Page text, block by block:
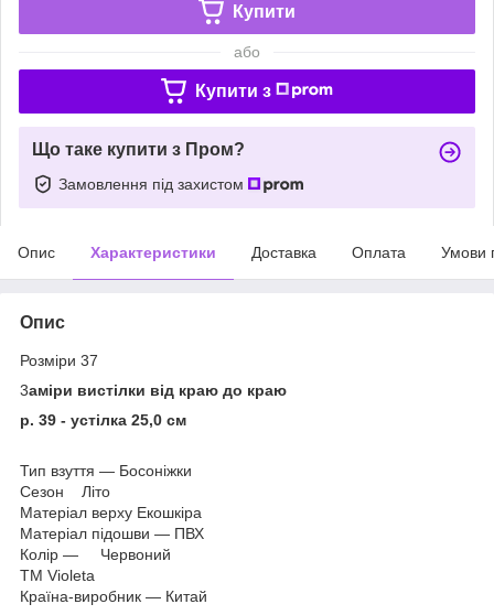
Купити
або
Купити з
Що таке купити з Пром?
Замовлення під захистом
Опис Характеристики Доставка Оплата Умови
Опис
Розміри 37
3аміри вистілки від краю до краю
р. 39 - устілка 25,0 см
Тип взуття — Босоніжки
Сезон Літо
Матеріал верху Екошкіра
Матеріал підошви — ПВХ
Колір — Червоний
ТМ Violeta
Країна-виробник — Китай